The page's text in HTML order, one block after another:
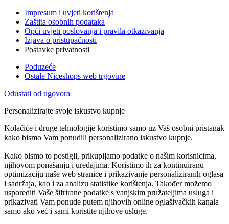
Impresum i uvjeti korištenja
Zaštita osobnih podataka
Opći uvjeti poslovanja i pravila otkazivanja
Izjava o pristupačnosti
Postavke privatnosti
Poduzeće
Ostale Niceshops web trgovine
Odustati od ugovora
Personalizirajte svoje iskustvo kupnje
Kolačiće i druge tehnologije koristimo samo uz Vaš osobni pristanak
kako bismo Vam ponudili personalizirano iskustvo kupnje.
Kako bismo to postigli, prikupljamo podatke o našim korisnicima,
njihovom ponašanju i uređajima. Koristimo ih za kontinuiranu
optimizaciju naše web stranice i prikazivanje personaliziranih oglasa
i sadržaja, kao i za analizu statistike korištenja. Također možemo
usporediti Vaše šifrirane podatke s vanjskim pružateljima usluga i
prikazivati Vam ponude putem njihovih online oglašivačkih kanala
samo ako već i sami koristite njihove usluge.